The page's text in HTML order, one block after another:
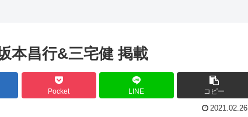
本昌行&三宅健 掲載
Pocket LINE コピー
2021.02.26